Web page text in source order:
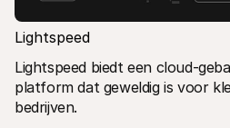
Lightspeed
Lightspeed biedt een cloud-
platform dat geweldig is voor
bedrijven.